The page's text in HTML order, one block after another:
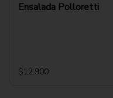
Ensalada Polloretti
$12.900